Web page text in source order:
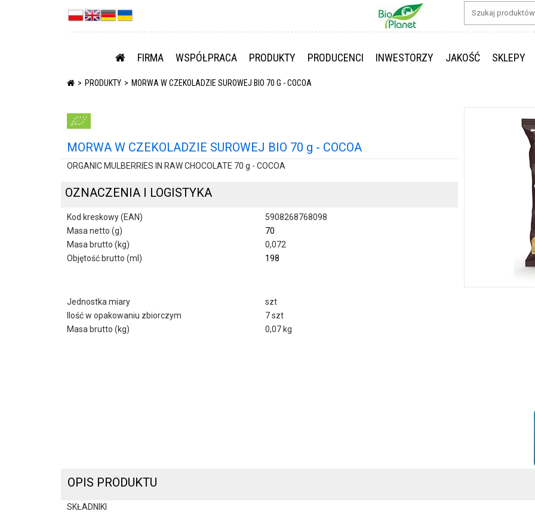
FIRMA WSPÓŁPRACA PRODUKTY PRODUCENCI INWESTORZY JAKOŚĆ SKLEPY
PRODUKTY MORWA W CZEKOLADZIE SUROWEJ BIO 70 G - COCOA
MORWA W CZEKOLADZIE SUROWEJ BIO 70 g - COCOA
ORGANIC MULBERRIES IN RAW CHOCOLATE 70 g - COCOA
OZNACZENIA I LOGISTYKA
Kod kreskowy (EAN)
5908268768098
Masa netto (g)
70
Masa brutto (kg)
0,072
Objętość brutto (ml)
198
Jednostka miary
szt
Ilość w opakowaniu zbiorczym
7 szt
Masa brutto (kg)
0,07 kg
OPIS PRODUKTU
SKŁADNIKI